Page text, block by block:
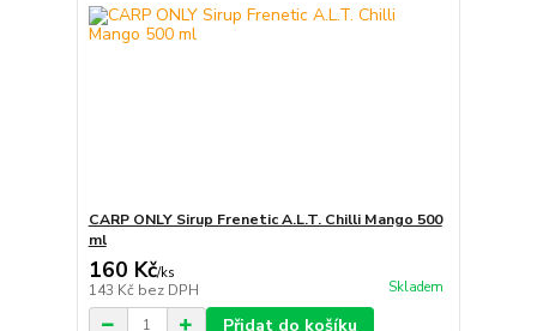
CARP ONLY Sirup Frenetic A.L.T. Chilli Mango 500
ml
160 Kč/ks
143 Kč bez DPH Skladem
Přidat do košíku